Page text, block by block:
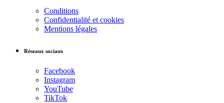
Conditions
Confidentialité et cookies
Mentions légales
Réseaux sociaux
Facebook
Instagram
YouTube
TikTok